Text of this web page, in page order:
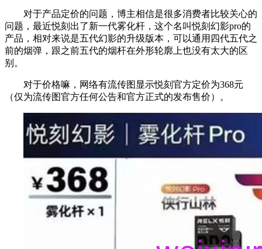
对于产品定价的问题，博主相信是很多消费者比较关心的
问题，最近悦刻出了新一代雾化杆，这个名叫悦刻幻影pro的
产品，相对来说是五代幻影的升级版本，可以通用四代五代之
前的烟弹，跟之前五代的烟杆在外形轮廓上也没有太大的区
别。
对于价格嘛，网络有流传图显示悦刻官方定价为368元
（仅为流传图官方任何公告和官方正式的发布售价）。